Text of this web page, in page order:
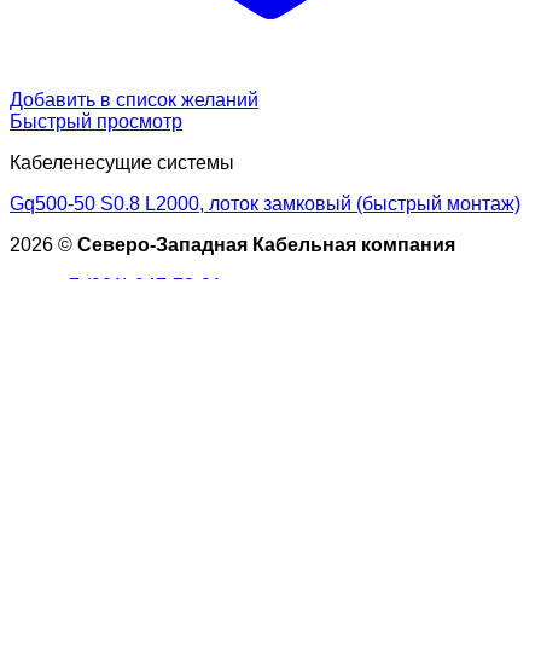
Добавить в список желаний
Быстрый просмотр
Кабеленесущие системы
Gq500-50 S0.8 L2000, лоток замковый (быстрый монтаж)
2026 © Северо-Западная Кабельная компания
+7 (921) 947-73-81